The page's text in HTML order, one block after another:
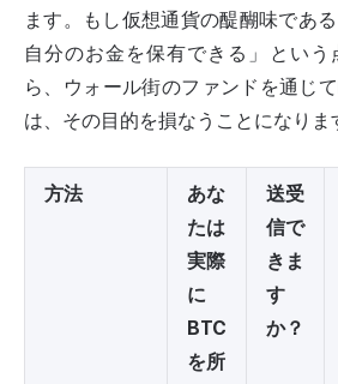
ます。もし仮想通貨の醍醐味であ
自分のお金を保有できる」という
ら、ウォール街のファンドを通じ
は、その目的を損なうことになりま
方法
あな
たは
実際
に
BTC
を所
送受
信で
きま
す
か？